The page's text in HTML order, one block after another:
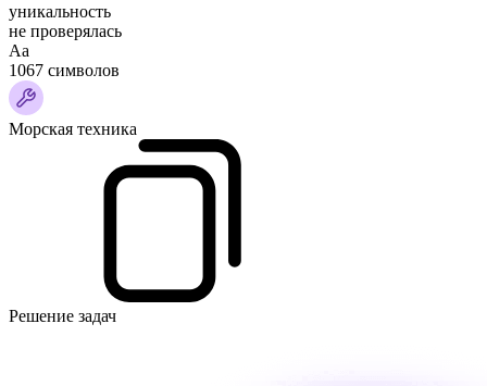
уникальность
не проверялась
Аа
1067 символов
Морская техника
Решение задач